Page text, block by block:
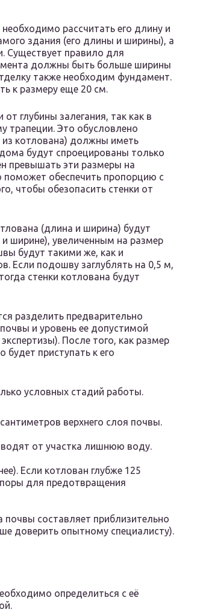
рассчитать его длину и
здания (его длины и ширины), а
Существует правило для
должны быть больше ширины
также необходим фундамент.
к размеру еще 20 см.
глубины залегания, так как в
трапеции. Это обусловлено
из котлована) должны иметь
будут спроецированы только
превышать эти размеры на
поможет обеспечить пропорцию с
чтобы обезопасить стенки от
(длина и ширина) будут
ширине), увеличенным на размер
будут такими же, как и
Если подошву заглублять на 0,5 м,
стенки котлована будут
разделить предварительно
и уровень ее допустимой
После того, как размер
приступать к его
условных стадий работы.
верхнего слоя почвы.
от участка лишнюю воду.
Если котлован глубже 125
для предотвращения
почвы составляет приблизительно
доверить опытному специалисту).
определиться с её